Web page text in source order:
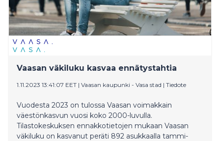
Vaasan väkiluku kasvaa ennätystahtia
1.11.2023 13:41:07 EET | Vaasan kaupunki - Vasa stad | Tiedote
Vuodesta 2023 on tulossa Vaasan voimakkain
väestönkasvun vuosi koko 2000-luvulla.
Tilastokeskuksen ennakkotietojen mukaan Vaasan
väkiluku on kasvanut peräti 892 asukkaalla tammi-